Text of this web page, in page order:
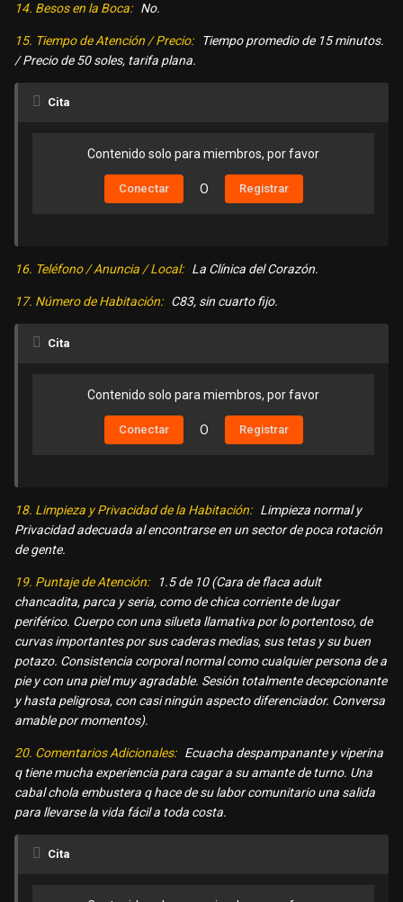
14. Besos en la Boca: No.
15. Tiempo de Atención / Precio:
Tiempo promedio de 15 minutos.
/ Precio de 50 soles, tarifa plana.
Cita
Contenido solo para miembros, por favor
Conectar O Registrar
16. Teléfono / Anuncia / Local: La Clínica del Corazón.
17. Número de Habitación: C83, sin cuarto fijo.
Cita
Contenido solo para miembros, por favor
Conectar O Registrar
18. Limpieza y Privacidad de la Habitación:
Limpieza normal y
Privacidad adecuada al encontrarse en un sector de poca rotación
de gente.
19. Puntaje de Atención:
1.5 de 10 (Cara de flaca adult
chancadita, parca y seria, como de chica corriente de lugar
periférico. Cuerpo con una silueta llamativa por lo portentoso, de
curvas importantes por sus caderas medias, sus tetas y su buen
potazo. Consistencia corporal normal como cualquier persona de a
pie y con una piel muy agradable. Sesión totalmente decepcionante
y hasta peligrosa, con casi ningún aspecto diferenciador. Conversa
amable por momentos).
20. Comentarios Adicionales:
Ecuacha despampanante y viperina
q tiene mucha experiencia para cagar a su amante de turno. Una
cabal chola embustera q hace de su labor comunitario una salida
para llevarse la vida fácil a toda costa.
Cita